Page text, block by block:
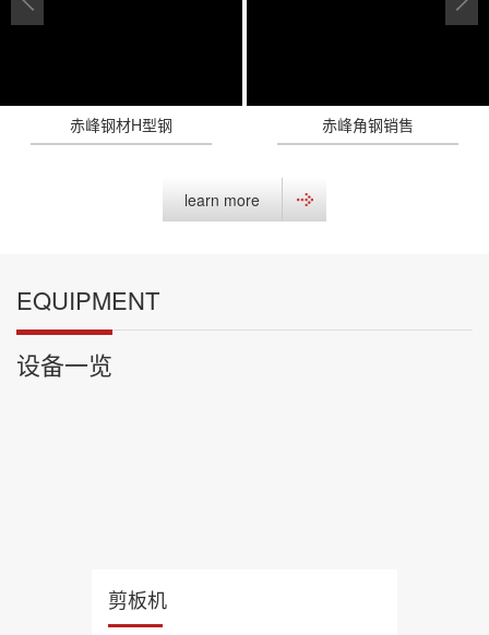
赤峰钢材H型钢 赤峰角钢销售
learn more
EQUIPMENT
设备一览
剪板机